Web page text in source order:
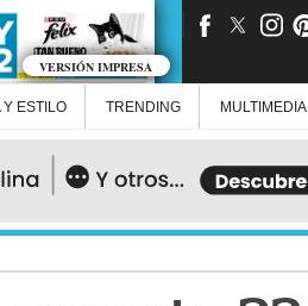
VERSIÓN IMPRESA
Y ESTILO TRENDING MULTIMEDIA